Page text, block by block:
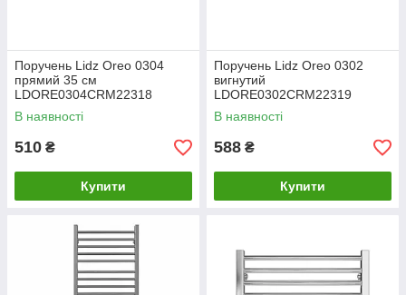
Поручень Lidz Oreo 0304
прямий 35 см
LDORE0304CRM22318
Chrome
В наявності
510 ₴
Купити
Поручень Lidz Oreo 0302
вигнутий
LDORE0302CRM22319
Chrome
В наявності
588 ₴
Купити